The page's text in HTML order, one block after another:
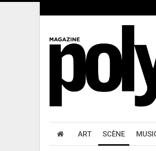
ART SCÈNE